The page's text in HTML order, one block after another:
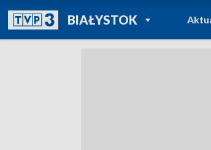
BIAŁYSTOKPOWRÓT DO
TVP REGIONY